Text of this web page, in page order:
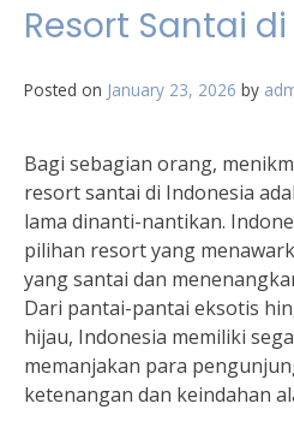
Resort Santai
Posted on January 23, 2026 by
Bagi sebagian orang,
resort santai di Indonesia
lama dinanti-nantikan.
pilihan resort yang
yang santai dan
Dari pantai-pantai eksotis
hijau, Indonesia memiliki
memanjakan para
ketenangan dan keindahan